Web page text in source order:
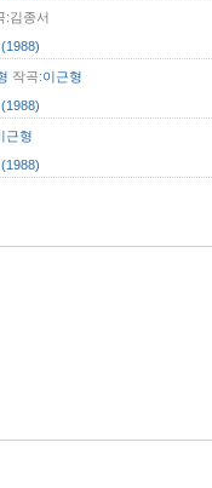
:김종서
작곡:이근형
근형